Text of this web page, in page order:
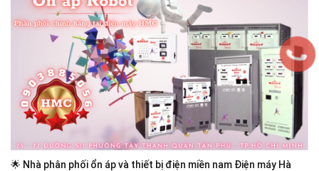
🌟 Nhà phân phối ổn áp và thiết bị điện miền nam Điện máy Hà